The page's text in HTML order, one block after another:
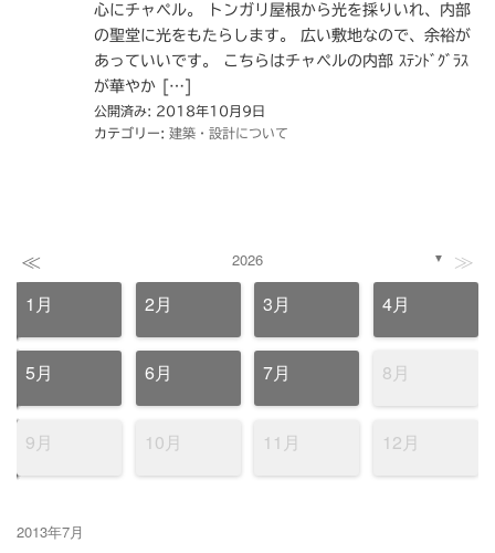
心にチャペル。 トンガリ屋根から光を採りいれ、内部
の聖堂に光をもたらします。 広い敷地なので、余裕が
あっていいです。 こちらはチャペルの内部 ｽﾃﾝﾄﾞｸﾞﾗｽ
が華やか […]
公開済み: 2018年10月9日
カテゴリー: 建築・設計について
≪ 2026 ▼ ≫
1月 2月 3月 4月
5月 6月 7月 8月
9月 10月 11月 12月
2013年7月